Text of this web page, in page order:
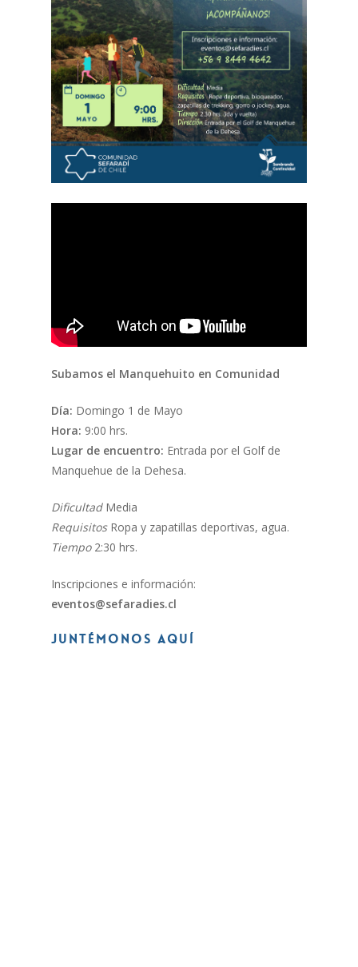
Subamos el Manquehuito en Comunidad
Día: Domingo 1 de Mayo
Hora: 9:00 hrs.
Lugar de encuentro: Entrada por el Golf de
Manquehue de la Dehesa.
DificultadMedia
RequisitosRopa y zapatillas deportivas, agua.
Tiempo2:30 hrs.
Inscripciones e información:
eventos@sefaradies.cl
Juntémonos Aquí